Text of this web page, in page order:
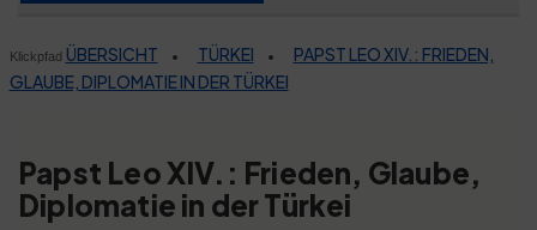
Klickpfad ÜBERSICHT • TÜRKEI •
PAPST LEO XIV.: FRIEDEN,
GLAUBE, DIPLOMATIE IN DER TÜRKEI
Papst Leo XIV.: Frieden, Glaube,
Diplomatie in der Türkei